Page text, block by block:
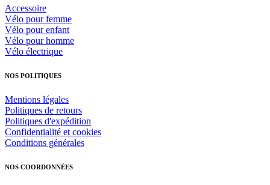
Accessoire
Vélo pour femme
Vélo pour enfant
Vélo pour homme
Vélo électrique
NOS POLITIQUES
Mentions légales
Politiques de retours
Politiques d'expédition
Confidentialité et cookies
Conditions générales
NOS COORDONNÉES